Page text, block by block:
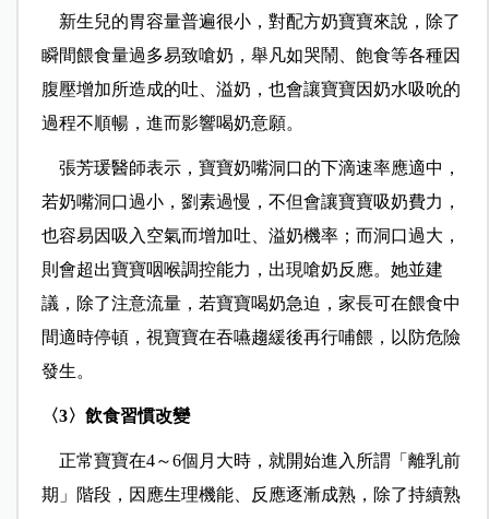
新生兒的胃容量普遍很小，對配方奶寶寶來說，除了
瞬間餵食量過多易致嗆奶，舉凡如哭鬧、飽食等各種因
腹壓增加所造成的吐、溢奶，也會讓寶寶因奶水吸吮的
過程不順暢，進而影響喝奶意願。
張芳瑗醫師表示，寶寶奶嘴洞口的下滴速率應適中，
若奶嘴洞口過小，劉素過慢，不但會讓寶寶吸奶費力，
也容易因吸入空氣而增加吐、溢奶機率；而洞口過大，
則會超出寶寶咽喉調控能力，出現嗆奶反應。她並建
議，除了注意流量，若寶寶喝奶急迫，家長可在餵食中
間適時停頓，視寶寶在吞嚥趨緩後再行哺餵，以防危險
發生。
〈3〉飲食習慣改變
正常寶寶在4～6個月大時，就開始進入所謂「離乳前
期」階段，因應生理機能、反應逐漸成熟，除了持續熟